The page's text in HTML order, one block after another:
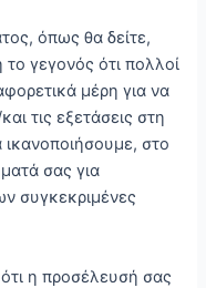
όπως θα δείτε,
γεγονός ότι πολλοί
μέρη για να
τις εξετάσεις στη
στο
σας για
συγκεκριμένες
η προσέλευσή σας